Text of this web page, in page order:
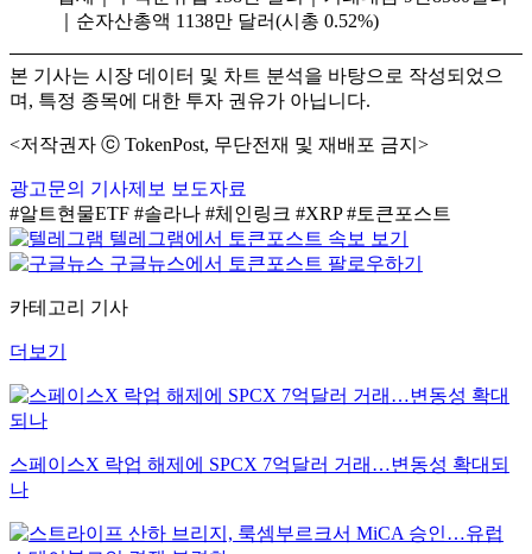
｜순자산총액 1138만 달러(시총 0.52%)
본 기사는 시장 데이터 및 차트 분석을 바탕으로 작성되었으
며, 특정 종목에 대한 투자 권유가 아닙니다.
<저작권자 ⓒ TokenPost, 무단전재 및 재배포 금지>
광고문의 기사제보 보도자료
#알트현물ETF #솔라나 #체인링크 #XRP #토큰포스트
텔레그램에서 토큰포스트 속보 보기
구글뉴스에서 토큰포스트 팔로우하기
카테고리 기사
더보기
스페이스X 락업 해제에 SPCX 7억달러 거래…변동성 확대되
나